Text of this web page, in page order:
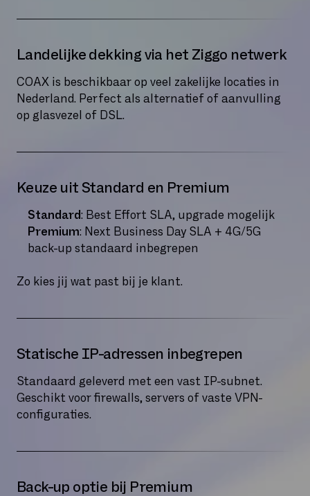
Landelijke dekking via het Ziggo netwerk
COAX is beschikbaar op veel zakelijke locaties in
Nederland. Perfect als alternatief of aanvulling
op glasvezel of DSL.
Keuze uit Standard en Premium
Standard: Best Effort SLA, upgrade mogelijk
Premium: Next Business Day SLA + 4G/5G
back-up standaard inbegrepen
Zo kies jij wat past bij je klant.
Statische IP-adressen inbegrepen
Standaard geleverd met een vast IP-subnet.
Geschikt voor firewalls, servers of vaste VPN-
configuraties.
Back-up optie bij Premium